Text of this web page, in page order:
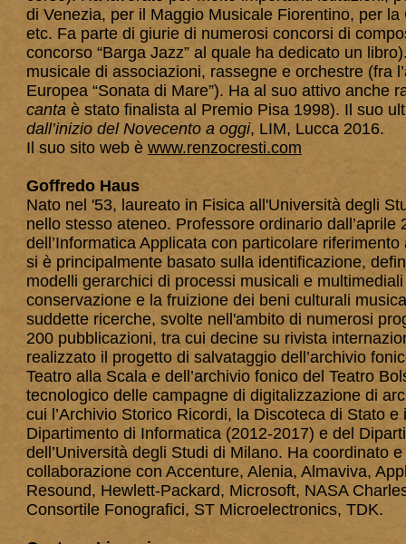
di Venezia, per il Maggio Musicale Fiorentino, per
etc. Fa parte di giurie di numerosi concorsi di
concorso “Barga Jazz” al quale ha dedicato un
musicale di associazioni, rassegne e orchestre (fra
Europea “Sonata di Mare”). Ha al suo attivo anche
canta è stato finalista al Premio Pisa 1998). Il suo
dall’inizio del Novecento a oggi, LIM, Lucca 2016.
Il suo sito web è www.renzocresti.com
Goffredo Haus
Nato nel '53, laureato in Fisica all'Università degli
nello stesso ateneo. Professore ordinario
dell’Informatica Applicata con particolare
si è principalmente basato sulla identificazione,
modelli gerarchici di processi musicali e
conservazione e la fruizione dei beni culturali
suddette ricerche, svolte nell'ambito di numerosi
200 pubblicazioni, tra cui decine su rivista
realizzato il progetto di salvataggio dell’archivio
Teatro alla Scala e dell’archivio fonico del Teatro
tecnologico delle campagne di digitalizzazione di
cui l’Archivio Storico Ricordi, la Discoteca di Stato
Dipartimento di Informatica (2012-2017) e del
dell’Università degli Studi di Milano. Ha coordinato
collaborazione con Accenture, Alenia, Almaviva,
Resound, Hewlett-Packard, Microsoft, NASA
Consortile Fonografici, ST Microelectronics, TDK.